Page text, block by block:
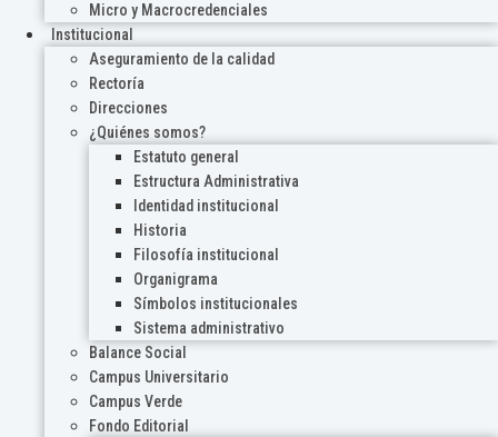
Micro y Macrocredenciales
Institucional
Aseguramiento de la calidad
Rectoría
Direcciones
¿Quiénes somos?
Estatuto general
Estructura Administrativa
Identidad institucional
Historia
Filosofía institucional
Organigrama
Símbolos institucionales
Sistema administrativo
Balance Social
Campus Universitario
Campus Verde
Fondo Editorial